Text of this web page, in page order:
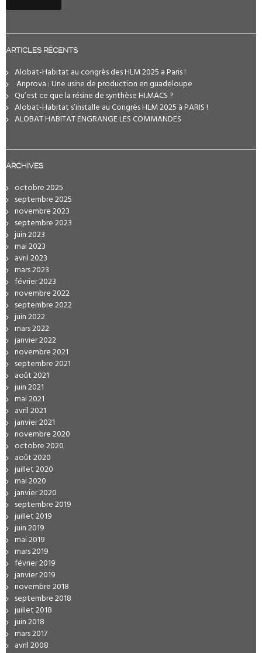
ARTICLES RÉCENTS
Alobat-Habitat au congrès des HLM 2025 a Paris !
️ Anprova : Une usine de production en guadeloupe
Qu’est ce que la résine de synthèse HI.MACS ?
Alobat-Habitat s’installe au Congrès HLM 2025 à PARIS !
ALOBAT HABITAT ENGRANGE LES COMMANDES
ARCHIVES
octobre 2025
septembre 2025
novembre 2023
septembre 2023
juin 2023
mai 2023
avril 2023
mars 2023
février 2023
novembre 2022
septembre 2022
juin 2022
mars 2022
janvier 2022
novembre 2021
septembre 2021
août 2021
juin 2021
mai 2021
avril 2021
janvier 2021
novembre 2020
octobre 2020
août 2020
juillet 2020
mai 2020
janvier 2020
septembre 2019
juillet 2019
juin 2019
mai 2019
mars 2019
février 2019
janvier 2019
novembre 2018
septembre 2018
juillet 2018
juin 2018
mars 2017
avril 2008